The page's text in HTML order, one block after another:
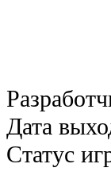
Дата
Статус